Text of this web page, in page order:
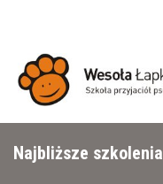
Najbliższe szkolenia